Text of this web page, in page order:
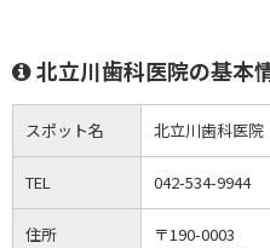
北立川歯科医院の基本
スポット名 北立川歯科医院
TEL 042-534-9944
住所
〒190-0003